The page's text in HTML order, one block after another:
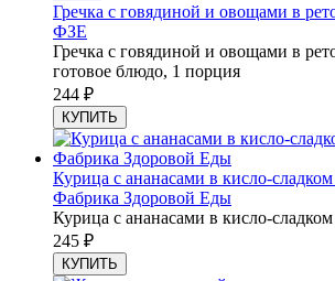
Гречка с говядиной и овощами в
ФЗЕ
Гречка с говядиной и овощами в
готовое блюдо, 1 порция
244 ₽
КУПИТЬ
Курица с ананасами в кисло-сладком
Фабрика Здоровой Еды
Курица с ананасами в кисло-сладком
245 ₽
КУПИТЬ